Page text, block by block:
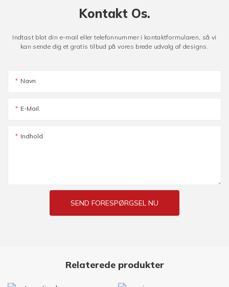
Kontakt Os.
Indtast blot din e-mail eller telefonnummer i kontaktformularen, så vi
kan sende dig et gratis tilbud på vores brede udvalg af designs.
Navn
E-Mail.
Indhold
SEND FORESPØRGSEL NU
Relaterede produkter